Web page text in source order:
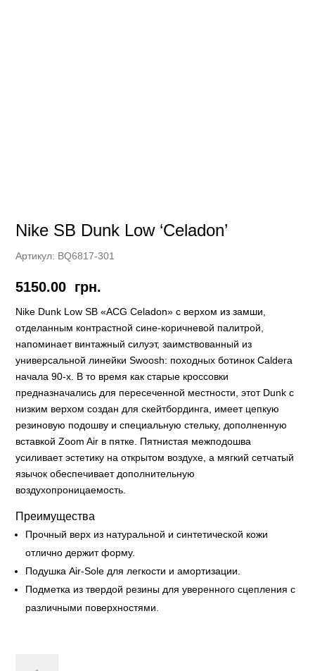
Nike SB Dunk Low ‘Celadon’
Артикул: BQ6817-301
5150.00 грн.
Nike Dunk Low SB «ACG Celadon» с верхом из замши,
отделанным контрастной сине-коричневой палитрой,
напоминает винтажный силуэт, заимствованный из
универсальной линейки Swoosh: походных ботинок Caldera
начала 90-х. В то время как старые кроссовки
предназначались для пересеченной местности, этот Dunk с
низким верхом создан для скейтбординга, имеет цепкую
резиновую подошву и специальную стельку, дополненную
вставкой Zoom Air в пятке. Пятнистая межподошва
усиливает эстетику на открытом воздухе, а мягкий сетчатый
язычок обеспечивает дополнительную
воздухопроницаемость.
Преимущества
Прочный верх из натуральной и синтетической кожи
отлично держит форму.
Подушка Air-Sole для легкости и амортизации.
Подметка из твердой резины для уверенного сцепления с
различными поверхностями.